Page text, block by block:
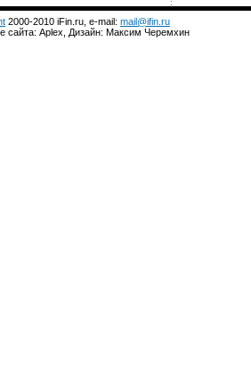
2000-2010 iFin.ru, e-mail: mail@ifin.ru
сайта: Aplex, Дизайн: Максим Черемхин